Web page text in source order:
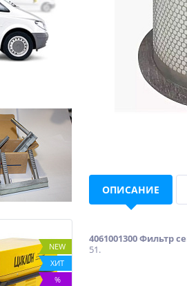
NEW
ХИТ
%
ОПИСАНИЕ
4061001300 Фильтр
51.